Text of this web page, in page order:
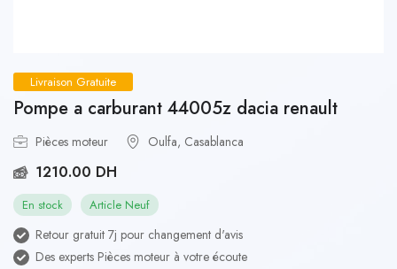
Livraison Gratuite
Pompe a carburant 44005z dacia renault
Pièces moteur Oulfa, Casablanca
1210.00 DH
En stock Article Neuf
Retour gratuit 7j pour changement d'avis
Des experts Pièces moteur à votre écoute